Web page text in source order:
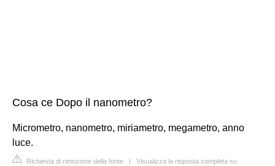
Cosa ce Dopo il nanometro?
Micrometro, nanometro, miriametro, megametro, anno
luce.
Richiesta di rimozione della fonte | Visualizza la risposta completa su